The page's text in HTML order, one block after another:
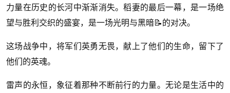
力量在历史的长河中渐渐消失。稻妻的最后一幕，是一场绝
望与胜利交织的盛宴，是一场光明与黑暗📝的对决。
这场战争中，将军们英勇无畏，献上了他们的生命，留下了
他们的英魂。
雷声的永恒，象征着那种不断前行的力量。无论是生活中的